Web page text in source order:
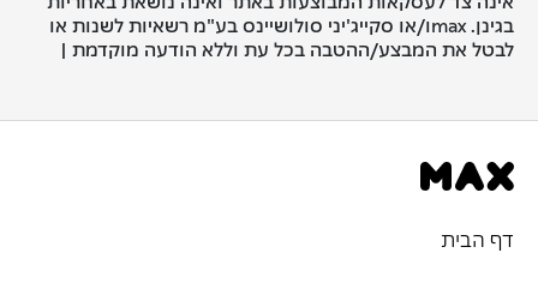
בגינן. maxו/או סקייג'יני סולושיינס בע"מ רשאיות לשנות או
לבטל את המבצע/ההטבה בכל עת וללא הודעה מוקדמת |
דף הבית